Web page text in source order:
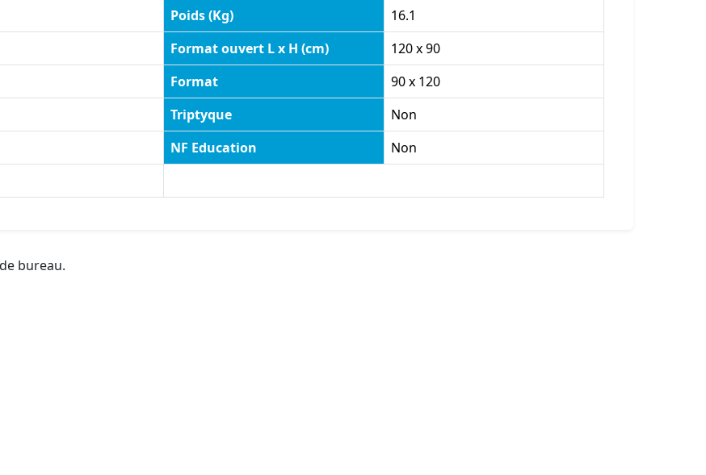
Poids (Kg)
16.1
Format ouvert L x H (cm)
120 x 90
Format
90 x 120
Triptyque
Non
NF Education
Non
bureau.